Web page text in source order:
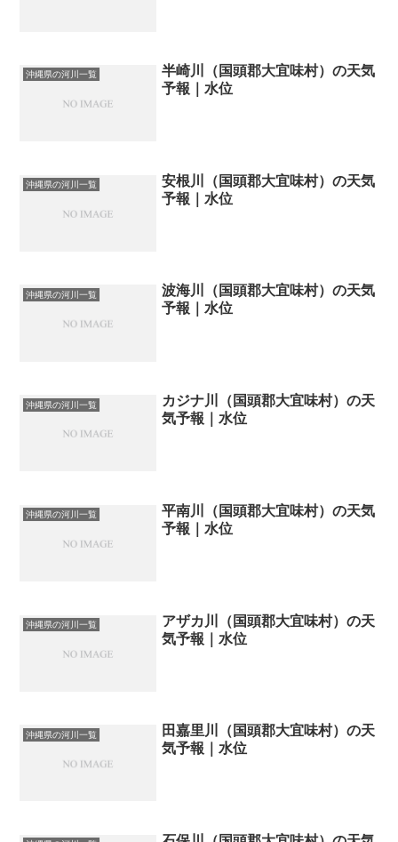
沖縄県の河川一覧
半崎川（国頭郡大宜味村）の天気
予報｜水位
沖縄県の河川一覧
安根川（国頭郡大宜味村）の天気
予報｜水位
沖縄県の河川一覧
波海川（国頭郡大宜味村）の天気
予報｜水位
沖縄県の河川一覧
カジナ川（国頭郡大宜味村）の天
気予報｜水位
沖縄県の河川一覧
平南川（国頭郡大宜味村）の天気
予報｜水位
沖縄県の河川一覧
アザカ川（国頭郡大宜味村）の天
気予報｜水位
沖縄県の河川一覧
田嘉里川（国頭郡大宜味村）の天
気予報｜水位